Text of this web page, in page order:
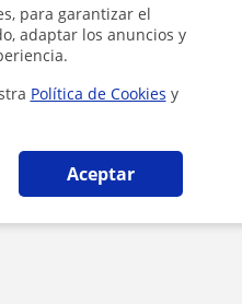
para garantizar el
adaptar los anuncios y
Política de Cookies y
Aceptar
logopeda colegiada
a domicilio,
la UCM y colegiada, con
y personas con...